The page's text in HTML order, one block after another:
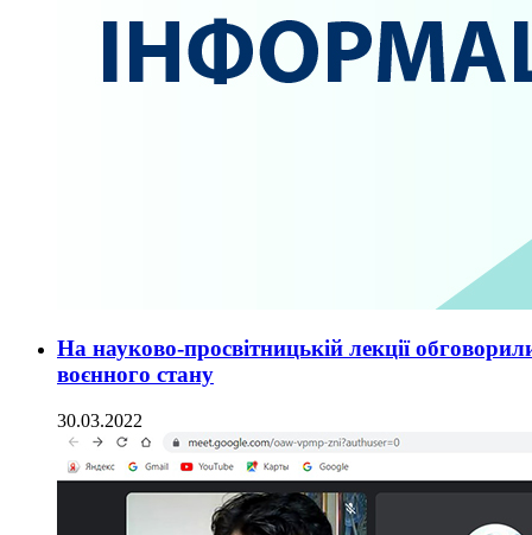
На науково-просвітницькій лекції
воєнного стану
30.03.2022